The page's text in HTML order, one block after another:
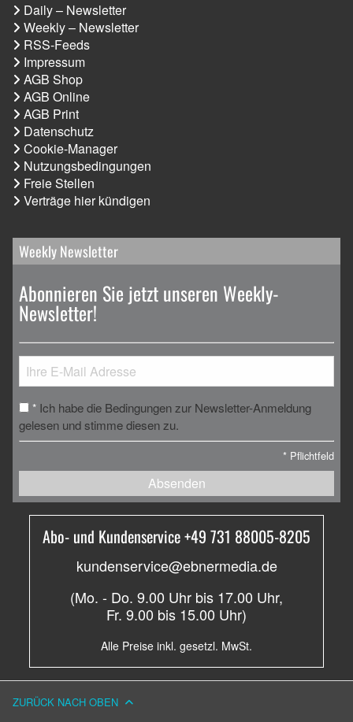
Daily – Newsletter
Weekly – Newsletter
RSS-Feeds
Impressum
AGB Shop
AGB Online
AGB Print
Datenschutz
Cookie-Manager
Nutzungsbedingungen
Freie Stellen
Verträge hier kündigen
Weekly Newsletter
Abonnieren Sie jetzt unseren Weekly-
Newsletter!
* Ich habe die Bedingungen zur Newsletter-Anmeldung
gelesen und stimme diesen zu.
* Pflichtfeld
Absenden
Abo- und Kundenservice +49 731 88005-8205
kundenservice@ebnermedia.de
(Mo. - Do. 9.00 Uhr bis 17.00 Uhr,
Fr. 9.00 bis 15.00 Uhr)
Alle Preise inkl. gesetzl. MwSt.
ZURÜCK NACH OBEN